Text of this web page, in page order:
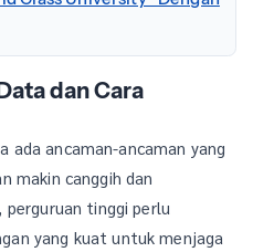
dan Cara
ada ancaman-ancaman yang
makin canggih dan
perguruan tinggi perlu
yang kuat untuk menjaga